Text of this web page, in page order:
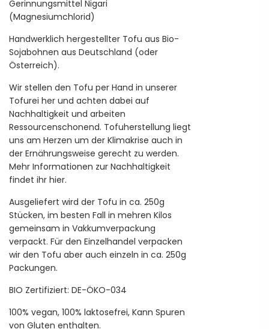
Gerinnungsmittel Nigari
(Magnesiumchlorid)
Handwerklich hergestellter Tofu aus Bio-
Sojabohnen aus Deutschland (oder
Österreich).
Wir stellen den Tofu per Hand in unserer
Tofurei her und achten dabei auf
Nachhaltigkeit und arbeiten
Ressourcenschonend. Tofuherstellung liegt
uns am Herzen um der Klimakrise auch in
der Ernährungsweise gerecht zu werden.
Mehr Informationen zur Nachhaltigkeit
findet ihr hier.
Ausgeliefert wird der Tofu in ca. 250g
Stücken, im besten Fall in mehren Kilos
gemeinsam in Vakkumverpackung
verpackt. Für den Einzelhandel verpacken
wir den Tofu aber auch einzeln in ca. 250g
Packungen.
BIO Zertifiziert: DE-ÖKO-034
100% vegan, 100% laktosefrei, Kann Spuren
von Gluten enthalten.